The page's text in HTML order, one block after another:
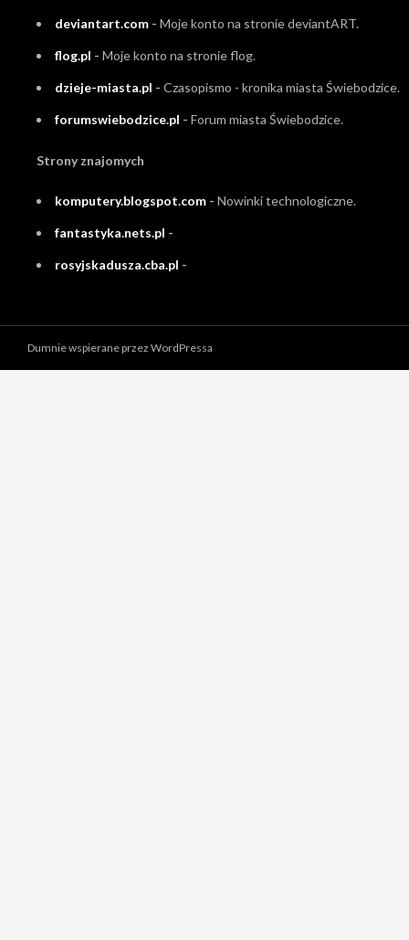
deviantart.com - Moje konto na stronie deviantART.
flog.pl - Moje konto na stronie flog.
dzieje-miasta.pl - Czasopismo - kronika miasta Świebodzice.
forumswiebodzice.pl - Forum miasta Świebodzice.
Strony znajomych
komputery.blogspot.com - Nowinki technologiczne.
fantastyka.nets.pl -
rosyjskadusza.cba.pl -
Dumnie wspierane przez WordPressa